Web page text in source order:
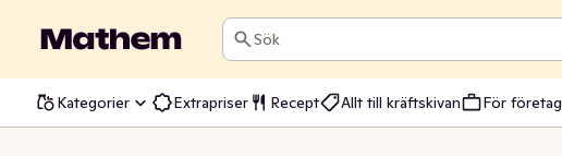
Sök
Kategorier Extrapriser Recept Allt till kräftskivan För företag